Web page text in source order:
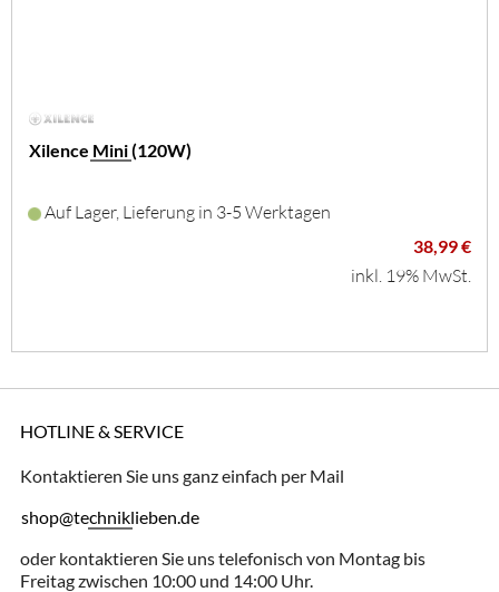
Xilence Mini (120W)
Auf Lager, Lieferung in 3-5 Werktagen
38,99 €
inkl. 19% MwSt.
HOTLINE & SERVICE
Kontaktieren Sie uns ganz einfach per Mail
shop@techniklieben.de
oder kontaktieren Sie uns telefonisch von Montag bis
Freitag zwischen 10:00 und 14:00 Uhr.